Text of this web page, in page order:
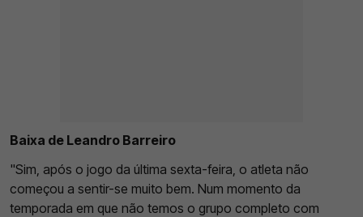
Baixa de Leandro Barreiro
"Sim, após o jogo da última sexta-feira, o atleta não
começou a sentir-se muito bem. Num momento da
temporada em que não temos o grupo completo com